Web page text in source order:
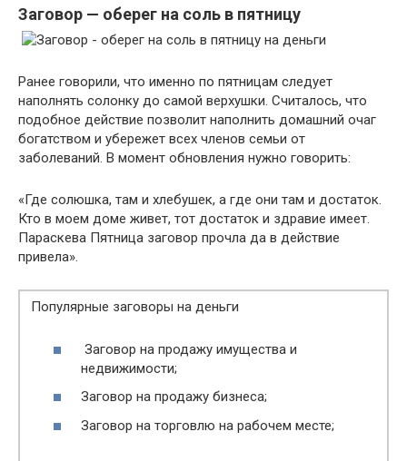
Заговор — оберег на соль в пятницу
Ранее говорили, что именно по пятницам следует
наполнять солонку до самой верхушки. Считалось, что
подобное действие позволит наполнить домашний очаг
богатством и убережет всех членов семьи от
заболеваний. В момент обновления нужно говорить:
«Где солюшка, там и хлебушек, а где они там и достаток.
Кто в моем доме живет, тот достаток и здравие имеет.
Параскева Пятница заговор прочла да в действие
привела».
Популярные заговоры на деньги
Заговор на продажу имущества и
недвижимости;
Заговор на продажу бизнеса;
Заговор на торговлю на рабочем месте;